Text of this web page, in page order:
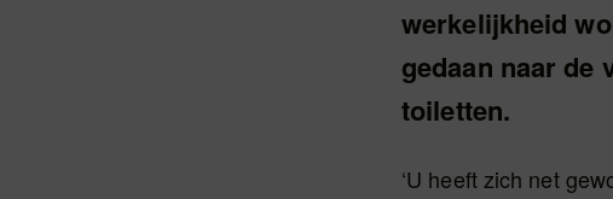
werkelijkheid
gedaan naar de
toiletten.
‘U heeft zich net